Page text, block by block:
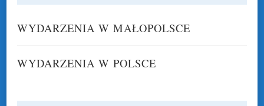
WYDARZENIA W MAŁOPOLSCE
WYDARZENIA W POLSCE